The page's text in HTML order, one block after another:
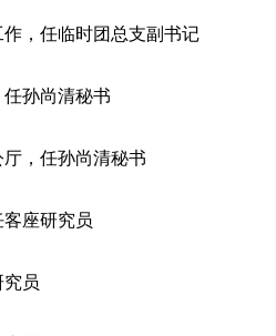
作，任临时团总支副书记
任孙尚清秘书
厅，任孙尚清秘书
客座研究员
究员